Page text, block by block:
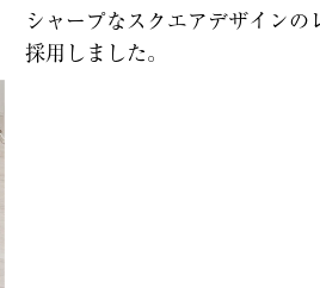
シャープなスクエアデザインの
採用しました。